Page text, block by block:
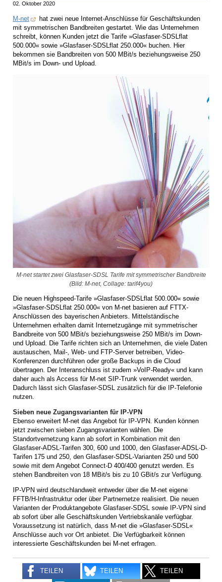
02. Oktober 2020
M-net
hat zwei neue Internet-Anschlüsse für Geschäftskunden
mit symmetrischen Bandbreiten gestartet. Wie das Unternehmen
schreibt, können Kunden jetzt die Tarife »Glasfaser-SDSLflat
500.000« sowie »Glasfaser-SDSLflat 250.000« buchen. Hier
bekommen sie Bandbreiten von 500 MBit/s beziehungsweise 250
MBit/s im Down- und Upload.
M-net startet zwei Glasfaser-SDSL Tarife mit symmetrischer Bandbreite
(Bild: M-net, Collage: tarif4you)
Die neuen Highspeed-Tarife »Glasfaser-SDSLflat 500.000« sowie
»Glasfaser-SDSLflat 250.000« von M-net basieren auf FTTX-
Anschlüssen des bayerischen Anbieters. Mittelständische
Unternehmen erhalten damit Internetzugänge mit symmetrischer
Bandbreite von 500 MBit/s beziehungsweise 250 MBit/s im Down-
und Upload. Die Tarife richten sich an Unternehmen, die viele Daten
austauschen, Mail-, Web- und FTP-Server betreiben, Video-
Konferenzen durchführen oder große Backups in die Cloud
übertragen. Der Interanschluss ist zudem »VoIP-Ready« und kann
daher auch als Access für M-net SIP-Trunk verwendet werden.
Dadurch lässt sich Glasfaser-SDSL zusätzlich für die IP-Telefonie
nutzen.
Sieben neue Zugangsvarianten für IP-VPN
Ebenso erweitert M-net das Angebot für IP-VPN. Kunden können
jetzt zwischen sieben Zugangsvarianten wählen. Die
Standortvernetzung kann ab sofort in Kombination mit den
Glasfaser-ADSL-Tarifen 300, 600 und 1000, den Glasfaser-ADSL-D-
Tarifen 175 und 250, den Glasfaser-SDSL-Varianten 250 und 500
sowie mit dem Angebot Connect-D 400/400 genutzt werden. Es
stehen Bandbreiten von 18 MBit/s bis zu 10 GBit/s zur Verfügung.
IP-VPN wird deutschlandweit entweder über die M-net eigene
FFTB/H-Infrastruktur oder über Partnernetze realisiert. Die neuen
Varianten der Produktangebote Glasfaser-SDSL sowie IP-VPN sind
ab sofort über alle Geschäftskunden Vertriebskanäle verfügbar.
Voraussetzung ist natürlich, dass M-net die »Glasfaser-SDSL«
Anschlüsse auch vor Ort anbietet. Die Verfügbarkeit können
interessierte Geschäftskunden bei M-net erfragen.
TEILEN TEILEN TEILEN